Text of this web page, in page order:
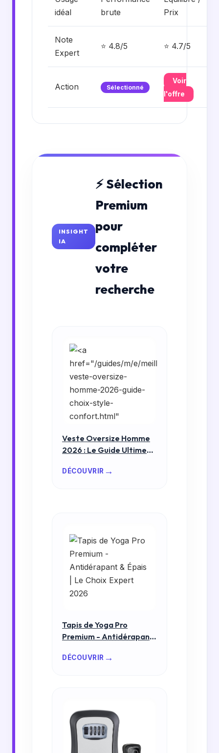
idéal
brute
Prix
Note
Expert
⭐ 4.8/5 ⭐ 4.7/5
Action Sélectionné
Voir
l'offre
INSIGHT
IA
⚡ Sélection
Premium
pour
compléter
votre
recherche
Veste Oversize Homme
2026 : Le Guide Ultime
Confortable et Durable
DÉCOUVRIR →
Tapis de Yoga Pro
Premium - Antidérapant
2026
DÉCOUVRIR →